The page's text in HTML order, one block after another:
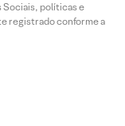
políticas e
registrado conforme a